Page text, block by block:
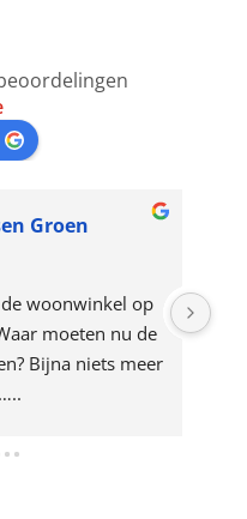
Groen
woonwinkel op
moeten nu de
Bijna niets meer